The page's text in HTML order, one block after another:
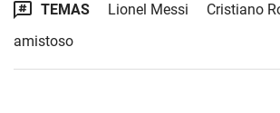
TEMAS Lionel Messi
Cristiano
amistoso